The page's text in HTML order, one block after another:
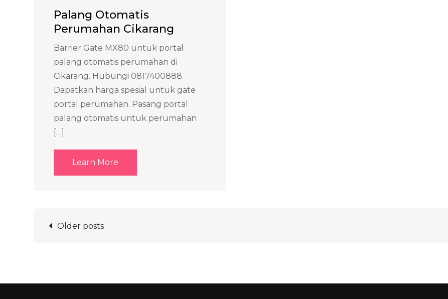
Palang Otomatis
Perumahan Cikarang
Barrier Gate MX80 untuk portal
palang otomatis perumahan di
Cikarang. Hubungi 0817400888.
Dapatkan harga spesial untuk gate
portal perumahan. Pasang portal
palang otomatis untuk perumahan
[…]
Learn More
Posts
Older posts